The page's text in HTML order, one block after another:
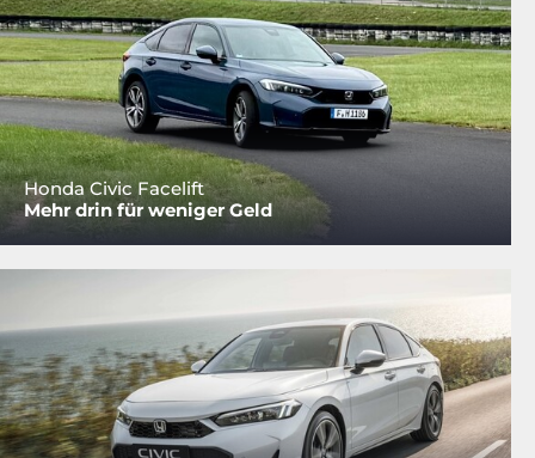
Honda Civic Facelift
Mehr drin für weniger Geld